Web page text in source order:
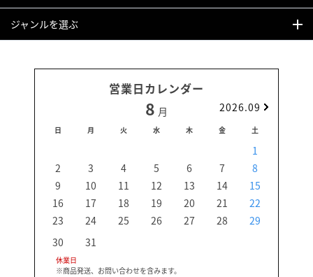
ジャンルを選ぶ
営業日カレンダー
8 月 2026.09
日 月 火 水 木 金 土
1
2
3 4 5 6 7
8
9
10 11 12 13 14
15
16
17 18 19 20 21
22
23
24 25 26 27 28
29
30
31
休業日
※商品発送、お問い合わせを含みます。